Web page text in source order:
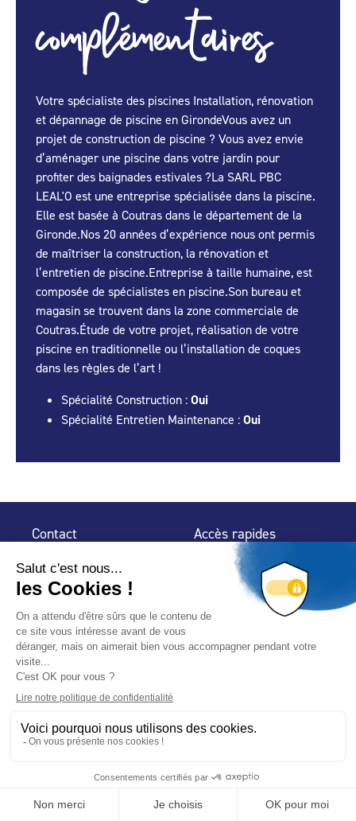
complémentaires
Votre spécialiste des piscines Installation, rénovation
et dépannage de piscine en GirondeVous avez un
projet de construction de piscine ? Vous avez envie
d’aménager une piscine dans votre jardin pour
profiter des baignades estivales ?La SARL PBC
LEAL'O est une entreprise spécialisée dans la piscine.
Elle est basée à Coutras dans le département de la
Gironde.Nos 20 années d’expérience nous ont permis
de maîtriser la construction, la rénovation et
l’entretien de piscine.Entreprise à taille humaine, est
composée de spécialistes en piscine.Son bureau et
magasin se trouvent dans la zone commerciale de
Coutras.Étude de votre projet, réalisation de votre
piscine en traditionnelle ou l’installation de coques
dans les règles de l’art !
Spécialité Construction : Oui
Spécialité Entretien Maintenance : Oui
Contact
32 rue de Mogador
75 009 Paris
Accès rapides
Espace Presse
Trouver un
professionnel
Nous suivre
parHybride Conseil